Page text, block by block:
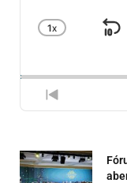
CHANGE
1X
PREVIOUS
EPISODE